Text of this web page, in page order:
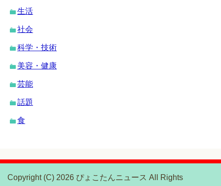
生活
社会
科学・技術
美容・健康
芸能
話題
食
Copyright (C) 2026 ぴょこたんニュース All Rights